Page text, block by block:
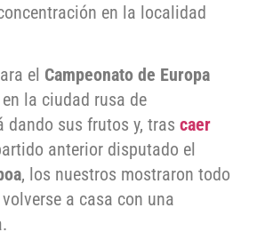
en la localidad
el Campeonato de Europa
la ciudad rusa de
dando sus frutos y, tras caer
anterior disputado el
, los nuestros mostraron todo
a casa con una